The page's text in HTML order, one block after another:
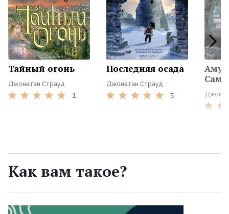
Тайный огонь
Джонатан Страуд
1
Последняя осада
Джонатан Страуд
5
Как вам такое?